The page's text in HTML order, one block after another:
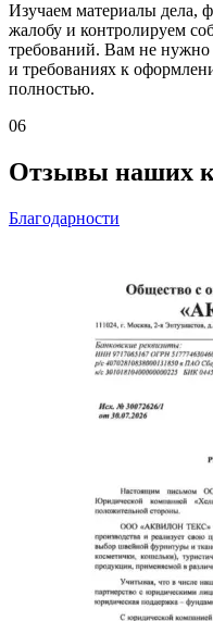
Изучаем материалы дела,
жалобу и контролируем
требований. Вам не нужно
и требованиях к
полностью.
06
Отзывы наших
Благодарности